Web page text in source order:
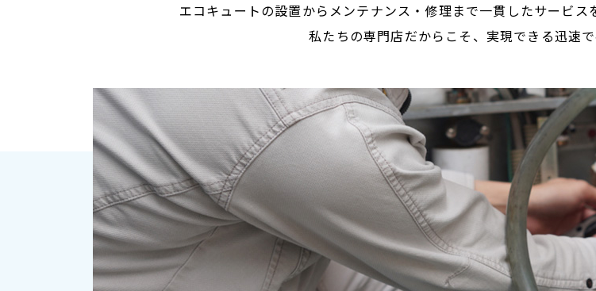
エコキュートの設置からメンテナンス・修理まで一貫したサービス
私たちの専門店だからこそ、実現できる迅速